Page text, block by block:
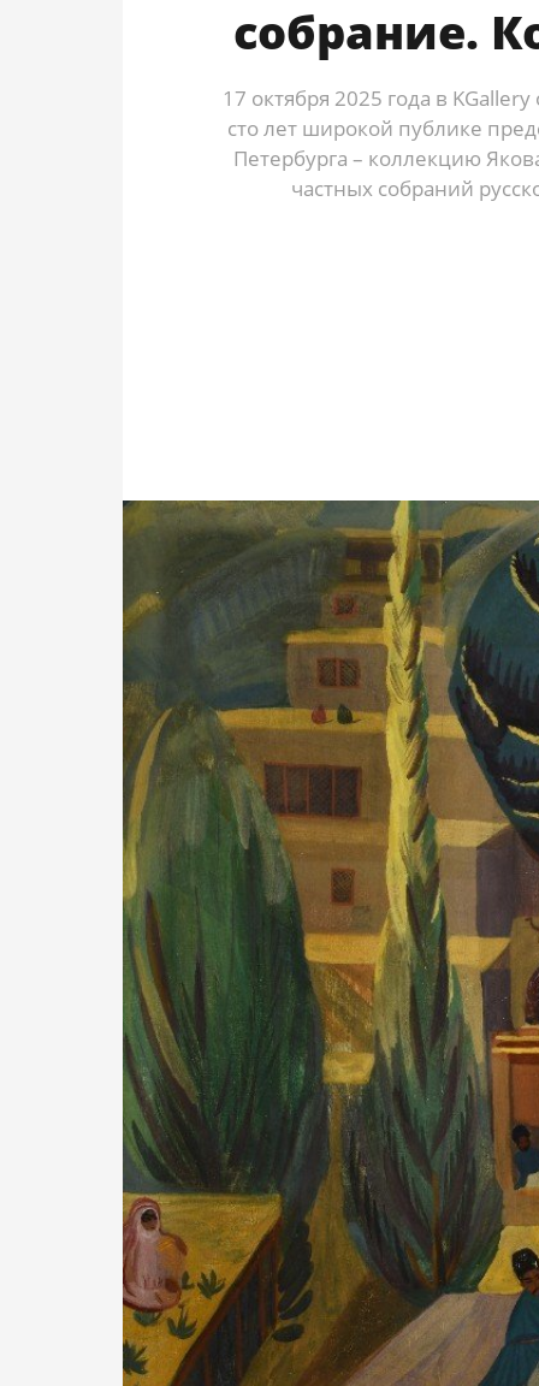
собрание.
17 октября 2025 года в
сто лет широкой публике
Петербурга – коллекцию
частных собраний